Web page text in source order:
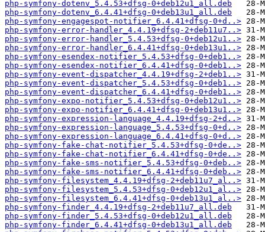
php-symfony-dotenv_5.4.53+dfsg-0+deb12u1_all.deb
php-symfony-dotenv_6.4.41+dfsg-0+deb13u1_all.deb
php-symfony-engagespot-notifier_6.4.41+dfsg-0+d..>
php-symfony-error-handler_4.4.19+dfsg-2+deb11u7..>
php-symfony-error-handler_5.4.53+dfsg-0+deb12u1..>
php-symfony-error-handler_6.4.41+dfsg-0+deb13u1..>
php-symfony-esendex-notifier_5.4.53+dfsg-0+deb1..>
php-symfony-esendex-notifier_6.4.41+dfsg-0+deb1..>
php-symfony-event-dispatcher_4.4.19+dfsg-2+deb1..>
php-symfony-event-dispatcher_5.4.53+dfsg-0+deb1..>
php-symfony-event-dispatcher_6.4.41+dfsg-0+deb1..>
php-symfony-expo-notifier_5.4.53+dfsg-0+deb12u1..>
php-symfony-expo-notifier_6.4.41+dfsg-0+deb13u1..>
php-symfony-expression-language_4.4.19+dfsg-2+d..>
php-symfony-expression-language_5.4.53+dfsg-0+d..>
php-symfony-expression-language_6.4.41+dfsg-0+d..>
php-symfony-fake-chat-notifier_5.4.53+dfsg-0+de..>
php-symfony-fake-chat-notifier_6.4.41+dfsg-0+de..>
php-symfony-fake-sms-notifier_5.4.53+dfsg-0+deb..>
php-symfony-fake-sms-notifier_6.4.41+dfsg-0+deb..>
php-symfony-filesystem_4.4.19+dfsg-2+deb11u7_al..>
php-symfony-filesystem_5.4.53+dfsg-0+deb12u1_al..>
php-symfony-filesystem_6.4.41+dfsg-0+deb13u1_al..>
php-symfony-finder_4.4.19+dfsg-2+deb11u7_all.deb
php-symfony-finder_5.4.53+dfsg-0+deb12u1_all.deb
php-symfony-finder_6.4.41+dfsg-0+deb13u1_all.deb